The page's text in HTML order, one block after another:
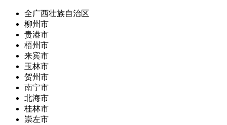
全广西壮族自治区
柳州市
贵港市
梧州市
来宾市
玉林市
贺州市
南宁市
北海市
桂林市
崇左市